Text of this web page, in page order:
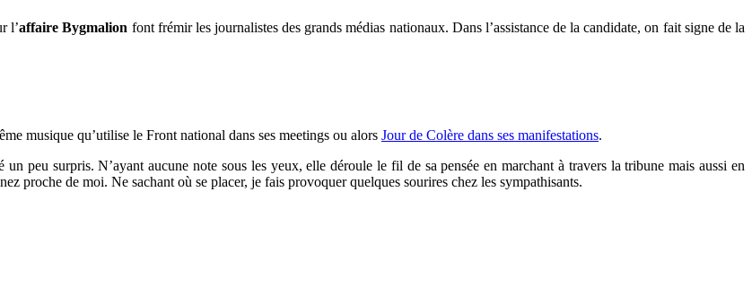
l’affaire Bygmalion font frémir les journalistes des grands médias nationaux. Dans l’assistance de la candidate, on fait signe de la
musique qu’utilise le Front national dans ses meetings ou alors Jour de Colère dans ses manifestations.
peu surpris. N’ayant aucune note sous les yeux, elle déroule le fil de sa pensée en marchant à travers la tribune mais aussi en
proche de moi. Ne sachant où se placer, je fais provoquer quelques sourires chez les sympathisants.